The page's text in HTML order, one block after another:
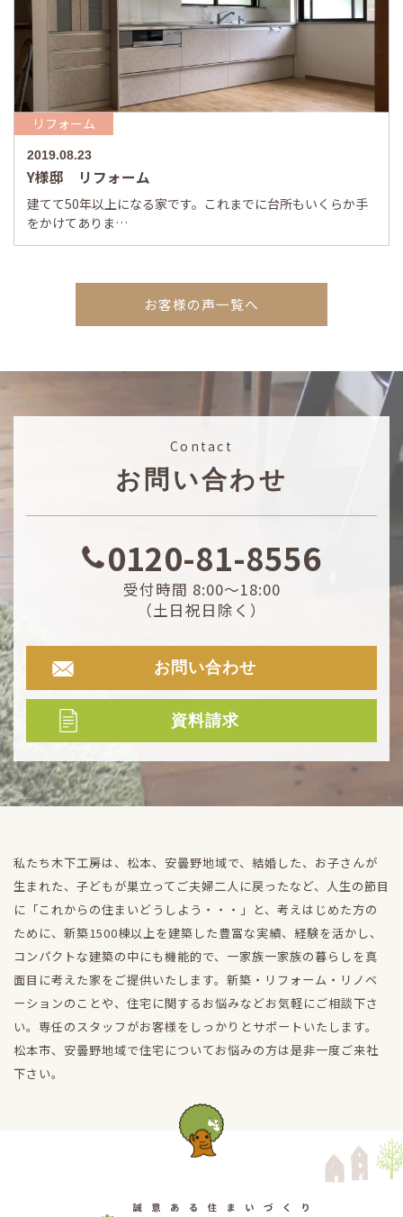
リフォーム
2019.08.23
Y様邸 リフォーム
建てて50年以上になる家です。これまでに台所もいくらか手
をかけてありま…
お客様の声一覧へ
Contact
お問い合わせ
0120-81-8556
受付時間 8:00～18:00
（土日祝日除く）
お問い合わせ
資料請求
私たち木下工房は、松本、安曇野地域で、結婚した、お子さんが
生まれた、子どもが巣立ってご夫婦二人に戻ったなど、人生の節目
に「これからの住まいどうしよう・・・」と、考えはじめた方の
ために、新築1500棟以上を建築した豊富な実績、経験を活かし、
コンパクトな建築の中にも機能的で、一家族一家族の暮らしを真
面目に考えた家をご提供いたします。新築・リフォーム・リノベ
ーションのことや、住宅に関するお悩みなどお気軽にご相談下さ
い。専任のスタッフがお客様をしっかりとサポートいたします。
松本市、安曇野地域で住宅についてお悩みの方は是非一度ご来社
下さい。